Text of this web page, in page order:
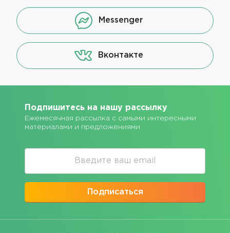
Messenger
Вконтакте
Подпишитесь на нашу рассылку
Ежемесячная рассылка с самыми интересными
материалами и предложениями
Подписаться